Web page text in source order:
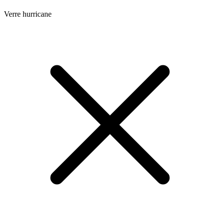
Verre hurricane